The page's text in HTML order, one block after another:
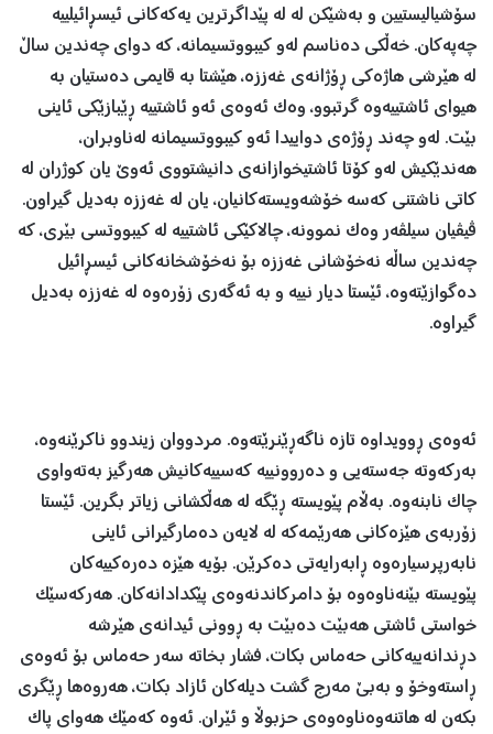
سۆشیالیستیین و بەشێکن لە لە پێداگرترین یەکەکانی ئیسڕائیلییە
چەپەکان. خەڵکی دەناسم لەو کیبووتسیمانە، کە دوای چەندین ساڵ
لە هێرشی هاژەکی ڕۆژانەی غەززە، هێشتا بە قایمی دەستیان بە
هیوای ئاشتییەوە گرتبوو، وەک ئەوەی ئەو ئاشتییە ڕێبازێکی ئاینی
بێت. لەو چەند ڕۆژەی دواییدا ئەو کیبووتسیمانە لەناوبران،
هەندێکیش لەو کۆتا ئاشتیخوازانەی دانیشتووی ئەوێ یان کوژران لە
کاتی ناشتنی کەسە خۆشەویستەکانیان، یان لە غەززە بەدیل گیراون.
ڤیڤیان سیلڤەر وەک نموونە، چالاکێکی ئاشتییە لە کیبووتسی بێری، کە
چەندین ساڵە نەخۆشانی غەززە بۆ نەخۆشخانەکانی ئیسڕائیل
دەگوازێتەوە، ئێستا دیار نییە و بە ئەگەری زۆرەوە لە غەززە بەدیل
گیراوە.
ئەوەی ڕوویداوە تازە ناگەڕێنرێتەوە. مردووان زیندوو ناکرێنەوە،
بەرکەوتە جەستەیی و دەروونییە کەسییەکانیش هەرگیز بەتەواوی
چاک نابنەوە. بەڵام پێویستە ڕێگە لە هەڵکشانی زیاتر بگرین. ئێستا
زۆربەی هێزەکانی هەرێمەکە لە لایەن دەمارگیرانی ئاینی
نابەرپرسیارەوە ڕابەرایەتی دەکرێن. بۆیە هێزە دەرەکییەکان
پێویستە بێنەناوەوە بۆ دامرکاندنەوەی پێکدادانەکان. هەرکەسێک
خواستی ئاشتی هەبێت دەبێت بە ڕوونی ئیدانەی هێرشە
دڕندانەییەکانی حەماس بکات، فشار بخاتە سەر حەماس بۆ ئەوەی
ڕاستەوخۆ و بەبێ مەرج گشت دیلەکان ئازاد بکات، هەروەها ڕێگری
بکەن لە هاتنەوەناوەوەی حزبوڵا و ئێران. ئەوە کەمێک هەوای پاک